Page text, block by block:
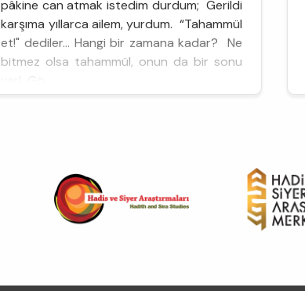
pâkine can atmak istedim durdum; Gerildi
karşıma yıllarca ailem, yurdum. “Tahammül
et!" dediler... Hangi bir zamana kadar? Ne
bitmez olsa tahammül, onun da bir sonu